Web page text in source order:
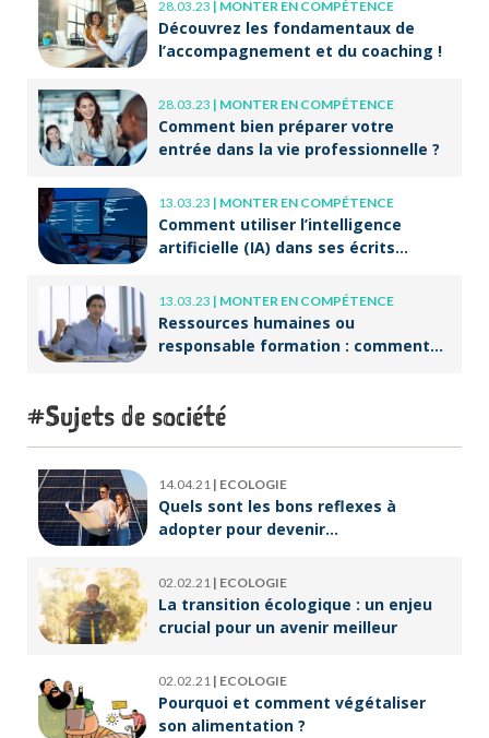
28.03.23 | MONTER EN COMPÉTENCE
Découvrez les fondamentaux de
l’accompagnement et du coaching !
28.03.23 | MONTER EN COMPÉTENCE
Comment bien préparer votre
entrée dans la vie professionnelle ?
13.03.23 | MONTER EN COMPÉTENCE
Comment utiliser l’intelligence
artificielle (IA) dans ses écrits
13.03.23 | MONTER EN COMPÉTENCE
Ressources humaines ou
responsable formation : comment
Sujets de société
14.04.21 | ECOLOGIE
Quels sont les bons reflexes à
adopter pour devenir
02.02.21 | ECOLOGIE
La transition écologique : un enjeu
crucial pour un avenir meilleur
02.02.21 | ECOLOGIE
Pourquoi et comment végétaliser
son alimentation ?